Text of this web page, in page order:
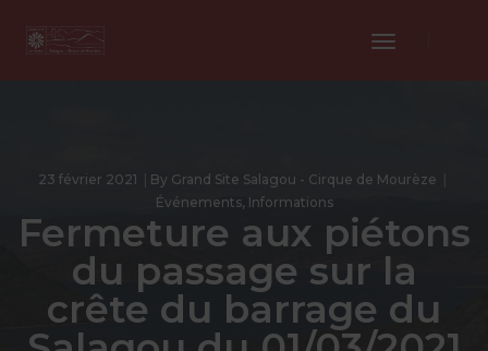
Toggle
23 février 2021 By Grand Site Salagou - Cirque de Mourèze
Événements, Informations
Fermeture aux piétons
du passage sur la
crête du barrage du